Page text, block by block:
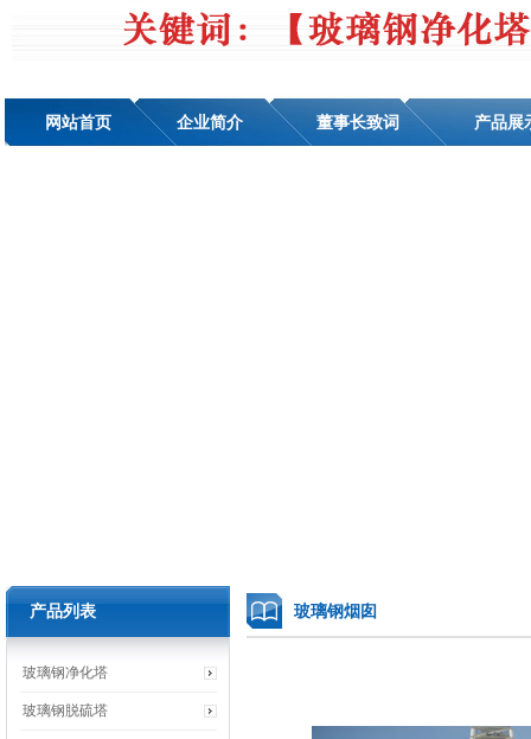
网站首页 企业简介 董事长致词 产品展
产品列表
玻璃钢净化塔
玻璃钢脱硫塔
玻璃钢烟囱